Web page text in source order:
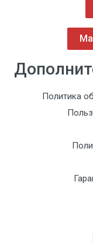
Политика